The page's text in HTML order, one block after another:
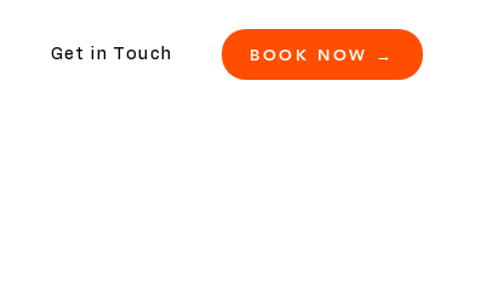
Get in Touch BOOK NOW →